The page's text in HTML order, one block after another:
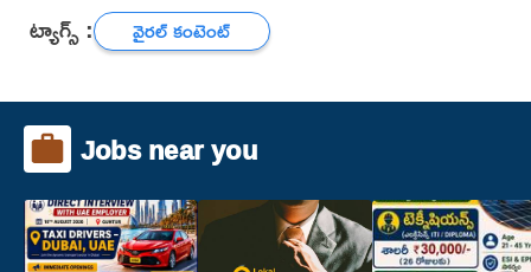
ట్యాగ్స్ : వైరల్ కంటెంట్
Jobs near you